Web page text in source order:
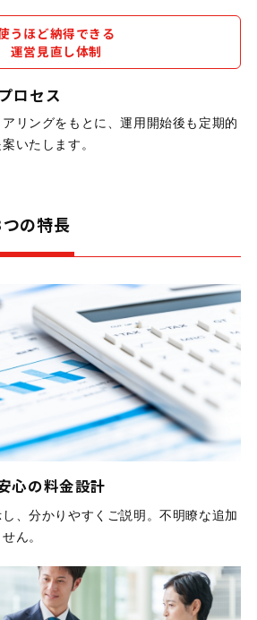
うほど納得できる
運営見直し体制
ロセス
リングをもとに、運用開始後も定期的
いたします。
の特長
心の料金設計
、分かりやすくご説明。不明瞭な追加
ん。